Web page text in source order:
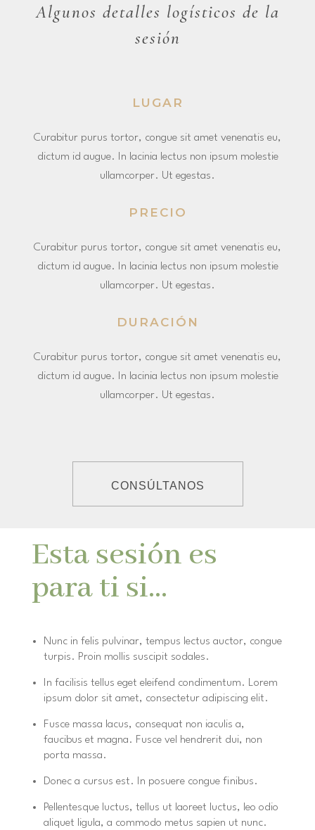
Algunos detalles logísticos de la
sesión
LUGAR
Curabitur purus tortor, congue sit amet venenatis eu,
dictum id augue. In lacinia lectus non ipsum molestie
ullamcorper. Ut egestas.
PRECIO
Curabitur purus tortor, congue sit amet venenatis eu,
dictum id augue. In lacinia lectus non ipsum molestie
ullamcorper. Ut egestas.
DURACIÓN
Curabitur purus tortor, congue sit amet venenatis eu,
dictum id augue. In lacinia lectus non ipsum molestie
ullamcorper. Ut egestas.
CONSÚLTANOS
Esta sesión es
para ti si…
Nunc in felis pulvinar, tempus lectus auctor, congue
turpis. Proin mollis suscipit sodales.
In facilisis tellus eget eleifend condimentum. Lorem
ipsum dolor sit amet, consectetur adipiscing elit.
Fusce massa lacus, consequat non iaculis a,
faucibus et magna. Fusce vel hendrerit dui, non
porta massa.
Donec a cursus est. In posuere congue finibus.
Pellentesque luctus, tellus ut laoreet luctus, leo odio
aliquet ligula, a commodo metus sapien ut nunc.